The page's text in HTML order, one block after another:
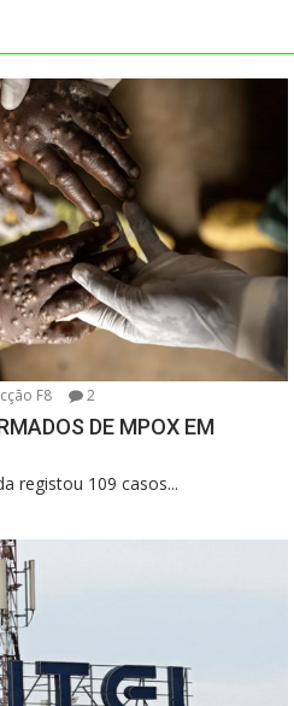
F8 2
DE MPOX EM
registou 109 casos...